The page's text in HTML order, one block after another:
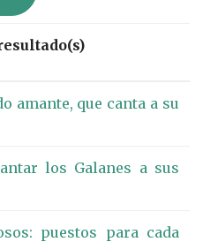
amante, que canta a su
los Galanes a sus
puestos para cada